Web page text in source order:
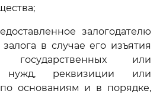
залогодателю
в случае его изъятия
или
нужд, реквизиции или
основаниям и в порядке,